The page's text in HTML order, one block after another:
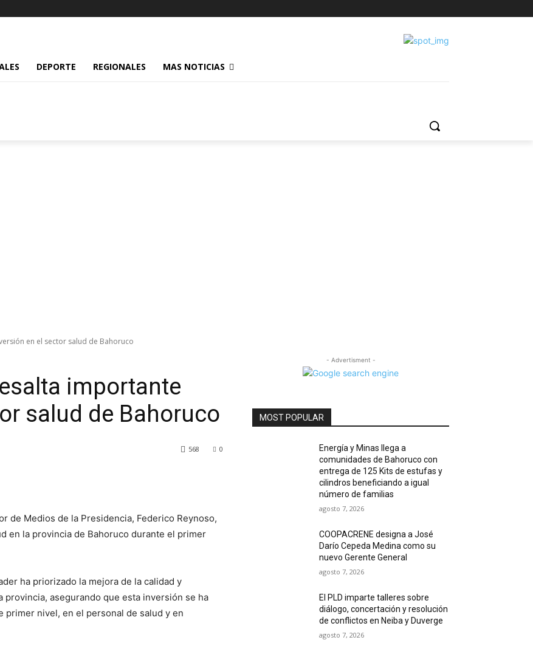
DEPORTE REGIONALES MAS NOTICIAS
en el sector salud de Bahoruco
importante
salud de Bahoruco
0
568
de Medios de la Presidencia, Federico Reynoso,
en la provincia de Bahoruco durante el primer
ha priorizado la mejora de la calidad y
asegurando que esta inversión se ha
nivel, en el personal de salud y en
- Advertisment -
MOST POPULAR
Energía y Minas llega a
comunidades de Bahoruco con
entrega de 125 Kits de estufas y
cilindros beneficiando a igual
número de familias
agosto 7, 2026
COOPACRENE designa a José
Darío Cepeda Medina como su
nuevo Gerente General
agosto 7, 2026
El PLD imparte talleres sobre
diálogo, concertación y resolución
de conflictos en Neiba y Duverge
agosto 7, 2026